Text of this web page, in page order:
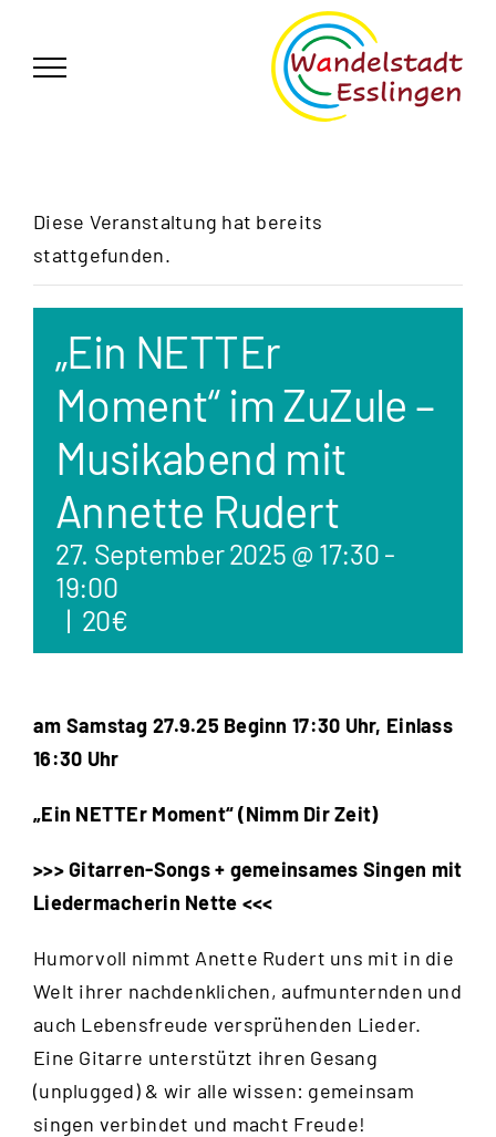
springen
Diese Veranstaltung hat bereits
stattgefunden.
„Ein NETTEr
Moment“ im ZuZule –
Musikabend mit
Annette Rudert
27. September 2025 @ 17:30 -
19:00
| 20€
am Samstag 27.9.25 Beginn 17:30 Uhr, Einlass
16:30 Uhr
„Ein NETTEr Moment“ (Nimm Dir Zeit)
>>> Gitarren-Songs + gemeinsames Singen mit
Liedermacherin Nette <<<
Humorvoll nimmt Anette Rudert uns mit in die
Welt ihrer nachdenklichen, aufmunternden und
auch Lebensfreude versprühenden Lieder.
Eine Gitarre unterstützt ihren Gesang
(unplugged) & wir alle wissen: gemeinsam
singen verbindet und macht Freude!